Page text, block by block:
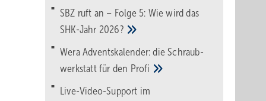
SBZ ruft an – Folge 5: Wie wird das
SHK-Jahr 2026?
Wera Adventskalender: die Schraub­
werk­statt für den Pro­fi
Live-Video-Support im